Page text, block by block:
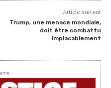
Article suivant
Trump, une menace mondiale,
doit être combattu
implacablement
-